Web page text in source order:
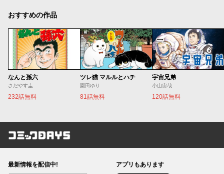
おすすめの作品
なんと孫六
さだやす圭
232話無料
ツレ猫 マルルとハチ
園田ゆり
81話無料
宇宙兄弟
小山宙哉
120話無料
コミックDAYS
最新情報を配信中! アプリもあります